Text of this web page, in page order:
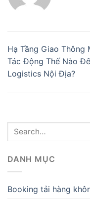
Hạ Tầng Giao Thông
Tác Động Thế Nào
Logistics Nội Địa?
DANH MỤC
Booking tải hàng